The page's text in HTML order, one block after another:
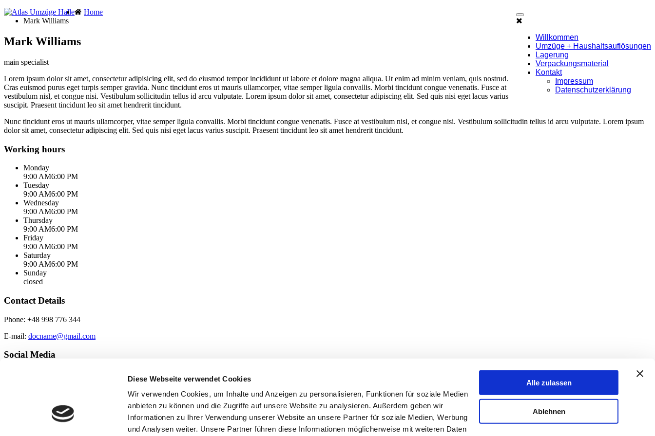
Diese Webseite verwendet Cookies
Wir verwenden Cookies, um Inhalte und Anzeigen zu personalisieren, Funktionen für soziale Medien
anbieten zu können und die Zugriffe auf unsere Website zu analysieren. Außerdem geben wir
Informationen zu Ihrer Verwendung unserer Website an unsere Partner für soziale Medien, Werbung
und Analysen weiter. Unsere Partner führen diese Informationen möglicherweise mit weiteren Daten
Alle zulassen
Ablehnen
Atlas
Umzüge
Ihr
Umzugsprofi
im
Halle
und
Sachsen-
Anhalt
Mobile
Menu
Willkommen
Umzüge + Haushaltsauflösungen
Lagerung
Verpackungsmaterial
Kontakt
Impressum
Datenschutzerklärung
Home
Mark Williams(current)
Mark Williams
main specialist
Lorem ipsum dolor sit amet, consectetur adipisicing elit, sed do eiusmod tempor incididunt ut labore et dolore magna aliqua. Ut enim ad minim veniam, quis nostrud.
Cras euismod purus eget turpis semper gravida. Nunc tincidunt eros ut mauris ullamcorper, vitae semper ligula convallis. Morbi tincidunt congue venenatis. Fusce at
vestibulum nisl, et congue nisi. Vestibulum sollicitudin tellus id arcu vulputate. Lorem ipsum dolor sit amet, consectetur adipiscing elit. Sed quis nisi eget lacus varius
suscipit. Praesent tincidunt leo sit amet hendrerit tincidunt.
Nunc tincidunt eros ut mauris ullamcorper, vitae semper ligula convallis. Morbi tincidunt congue venenatis. Fusce at vestibulum nisl, et congue nisi. Vestibulum sollicitudin tellus id arcu vulputate. Lorem ipsum
dolor sit amet, consectetur adipiscing elit. Sed quis nisi eget lacus varius suscipit. Praesent tincidunt leo sit amet hendrerit tincidunt.
Working hours
Monday
9:00 AM6:00 PM
Tuesday
9:00 AM6:00 PM
Wednesday
9:00 AM6:00 PM
Thursday
9:00 AM6:00 PM
Friday
9:00 AM6:00 PM
Saturday
9:00 AM6:00 PM
Sunday
closed
Contact Details
Phone: +48 998 776 344
E-mail: docname@gmail.com
Social Media
Copyright 2024 • Atlas Umzüge Halle │Impressum│Datenschutz
Back
to
top